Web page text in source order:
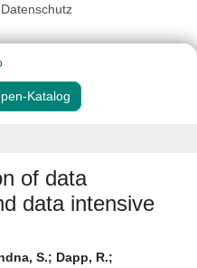
Datenschutz
Katalog
of data
data intensive
S.; Dapp, R.;